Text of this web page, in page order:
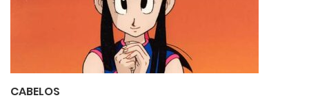
CABELOS